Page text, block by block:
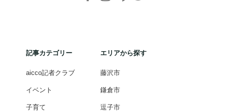
記事カテゴリー
aicco記者クラブ
イベント
子育て
エリアから探す
藤沢市
鎌倉市
逗子市